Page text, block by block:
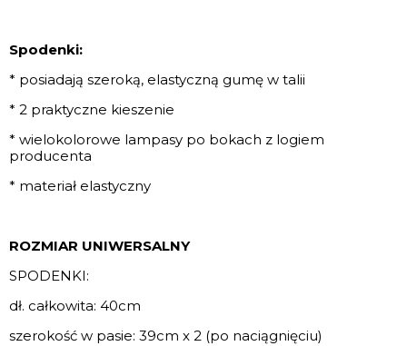
Spodenki:
* posiadają szeroką, elastyczną gumę w talii
* 2 praktyczne kieszenie
* wielokolorowe lampasy po bokach z logiem
producenta
* materiał elastyczny
ROZMIAR UNIWERSALNY
SPODENKI:
dł. całkowita: 40cm
szerokość w pasie: 39cm x 2 (po naciągnięciu)